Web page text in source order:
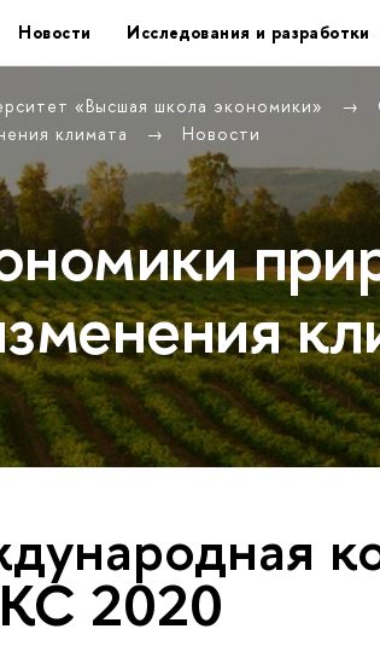
Новости Исследования и разработки
«Высшая школа экономики»
климата
Новости
2020